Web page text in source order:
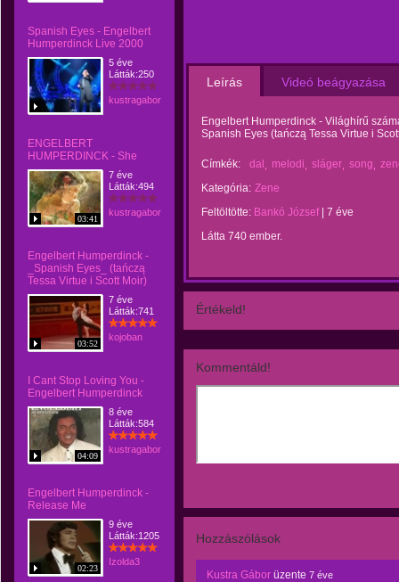
Spanish Eyes - Engelbert
Humperdinck Live 2000
5 éve
Látták:250
kustragabor
ENGELBERT
HUMPERDINCK - She
03:41
7 éve
Látták:494
kustragabor
Engelbert Humperdinck -
_Spanish Eyes_ (tańczą
Tessa Virtue i Scott Moir)
03:52
7 éve
Látták:741
kojoban
I Cant Stop Loving You -
Engelbert Humperdinck
04:09
8 éve
Látták:584
kustragabor
Engelbert Humperdinck -
Release Me
02:23
9 éve
Látták:1205
Izolda3
Leírás Videó beágyazása
Engelbert Humperdinck - Világhírű
Spanish Eyes (tańczą Tessa Virtue i
Címkék: dal melodi sláger song
Kategória: Zene
Feltöltötte: Bankó József| 7 éve
Látta 740 ember.
Értékeld!
Kommentáld!
Hozzászólások
Kustra Gábor üzente 7 éve